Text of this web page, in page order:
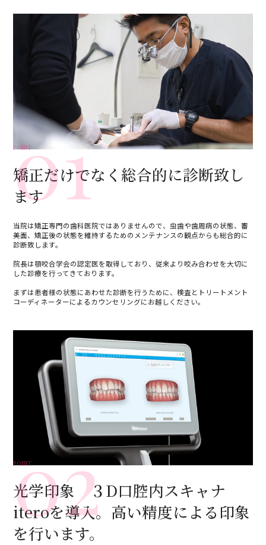
POINT
01
矯正だけでなく総合的に診断致し
ます
当院は矯正専門の歯科医院ではありませんので、虫歯や歯周病の状態、審
美面、矯正後の状態を維持するためのメンテナンスの観点からも総合的に
診断致します。
院長は顎咬合学会の認定医を取得しており、従来より咬み合わせを大切に
した診療を行ってきております。
まずは患者様の状態にあわせた診断を行うために、検査とトリートメント
コーディネーターによるカウンセリングにお越しください。
POINT
02
光学印象 ３D口腔内スキャナ
iteroを導入。高い精度による印象
を行います。